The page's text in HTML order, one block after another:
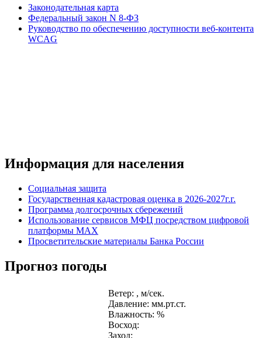
Законодательная карта
Федеральный закон N 8-ФЗ
Руководство по обеспечению доступности веб-контента
WCAG
Информация для населения
Социальная защита
Государственная кадастровая оценка в 2026-2027г.г.
Программа долгосрочных сбережений
Использование сервисов МФЦ посредством цифровой
платформы MAX
Просветительские материалы Банка России
Прогноз погоды
Ветер: , м/сек.
Давление: мм.рт.ст.
Влажность: %
Восход:
Заход: